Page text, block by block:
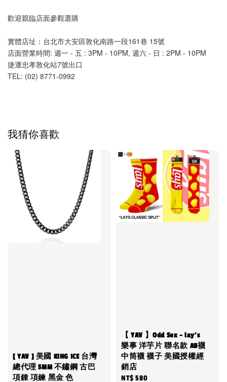
歡迎親臨店面參觀選購
實體店址：台北市大安區敦化南路一段161巷 15號
店面營業時間: 週一 - 五 : 3PM - 10PM, 週六 - 日 : 2PM - 10PM
捷運忠孝敦化站7號出口
TEL: (02) 8771-0992
我猜你喜歡
[ YAV ] 美國 KING ICE 台灣
總代理 5MM 不鏽鋼 古巴
項錬 項鍊 黑金 色
【 YAV 】Odd Sox - lay‘s
樂事 洋芋片 聯名款 AB襪
中筒襪 襪子 美國授權經
銷店
Regular
NT$ 580